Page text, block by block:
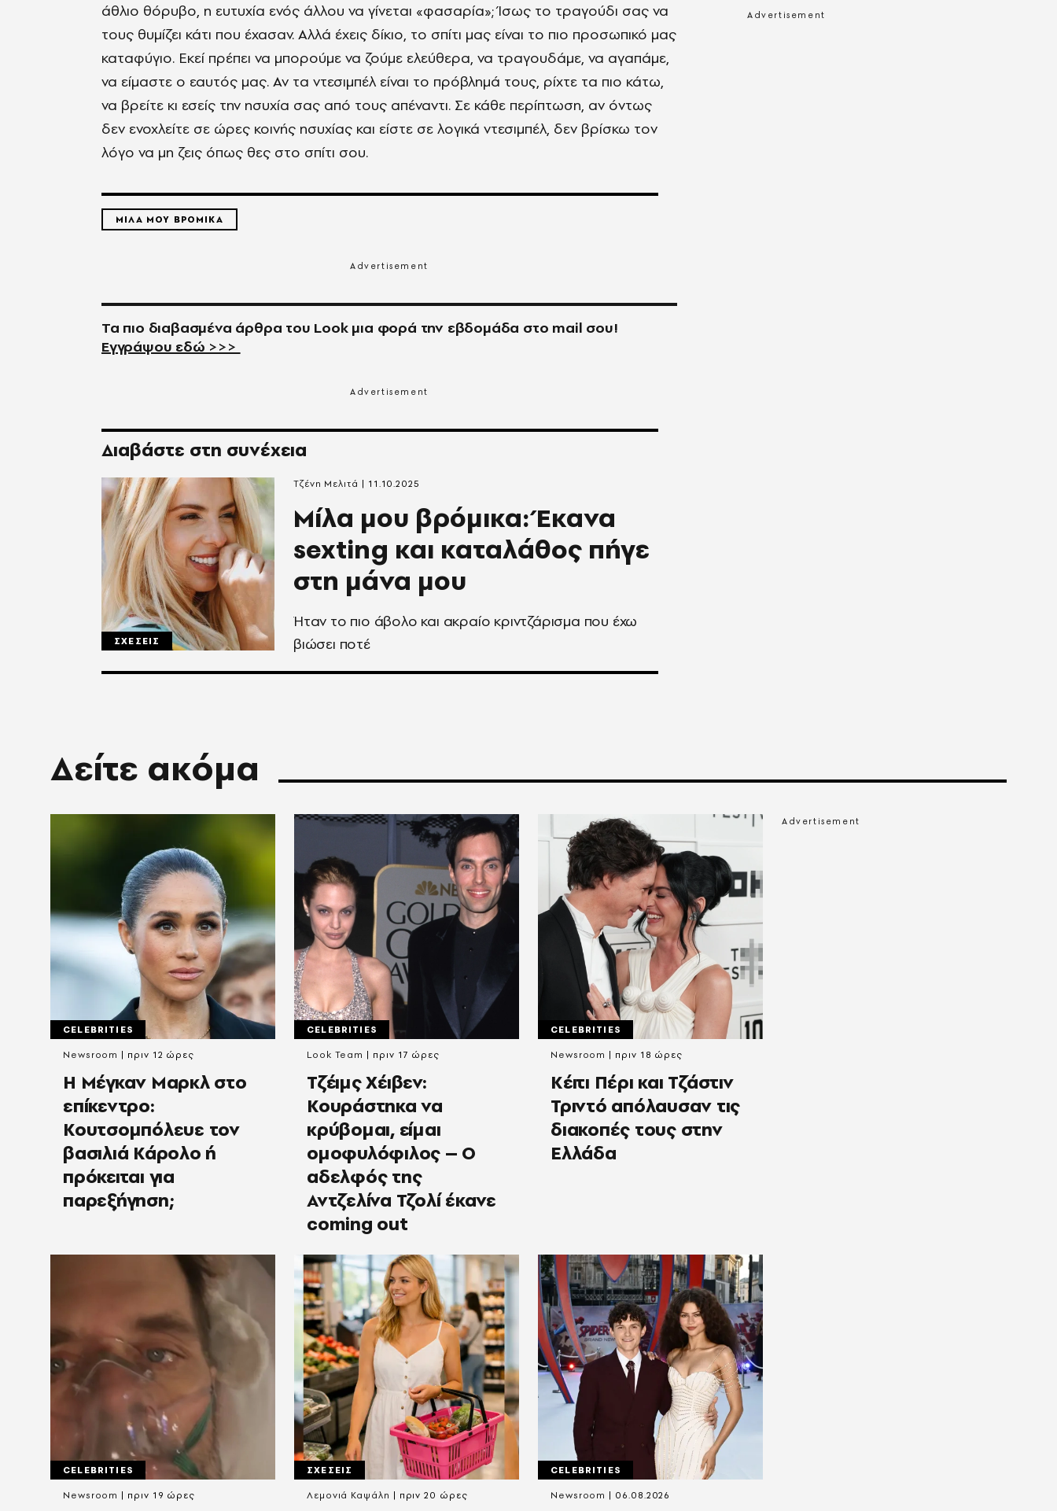
άθλιο θόρυβο, η ευτυχία ενός άλλου να γίνεται «φασαρία»; Ίσως το τραγούδι σας να
τους θυμίζει κάτι που έχασαν. Αλλά έχεις δίκιο, το σπίτι μας είναι το πιο προσωπικό μας
καταφύγιο. Εκεί πρέπει να μπορούμε να ζούμε ελεύθερα, να τραγουδάμε, να αγαπάμε,
να είμαστε ο εαυτός μας. Αν τα ντεσιμπέλ είναι το πρόβλημά τους, ρίχτε τα πιο κάτω,
να βρείτε κι εσείς την ησυχία σας από τους απέναντι. Σε κάθε περίπτωση, αν όντως
δεν ενοχλείτε σε ώρες κοινής ησυχίας και είστε σε λογικά ντεσιμπέλ, δεν βρίσκω τον
λόγο να μη ζεις όπως θες στο σπίτι σου.
ΜΙΛΑ ΜΟΥ ΒΡΟΜΙΚΑ
Τα πιο διαβασμένα άρθρα του Look μια φορά την εβδομάδα στο mail σου!
Εγγράψου εδώ >>>
Διαβάστε στη συνέχεια
ΣΧΕΣΕΙΣ
Μίλα μου βρόμικα: Έκανα
sexting και καταλάθoς πήγε
στη μάνα μου
Ήταν το πιο άβολο και ακραίο κριντζάρισμα που έχω
βιώσει ποτέ
Τζένη Μελιτά 11.10.2025
Δείτε ακόμα
CELEBRITIES
Η Μέγκαν Μαρκλ στο
επίκεντρο:
Κουτσομπόλευε τον
βασιλιά Κάρολο ή
πρόκειται για
παρεξήγηση;
Newsroom πριν 12 ώρες
CELEBRITIES
Τζέιμς Χέιβεν:
Κουράστηκα να
κρύβομαι, είμαι
ομοφυλόφιλος – Ο
αδελφός της
Αντζελίνα Τζολί έκανε
coming out
Look Team πριν 17 ώρες
CELEBRITIES
Κέιτι Πέρι και Τζάστιν
Τριντό απόλαυσαν τις
διακοπές τους στην
Ελλάδα
Newsroom πριν 18 ώρες
CELEBRITIES
Newsroom πριν 19 ώρες
ΣΧΕΣΕΙΣ
Λεμονιά Καψάλη πριν 20 ώρες
CELEBRITIES
Newsroom 06.08.2026